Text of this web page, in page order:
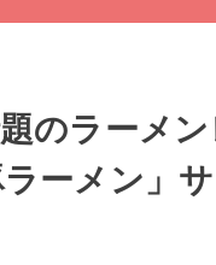
題のラーメ
ラーメン」